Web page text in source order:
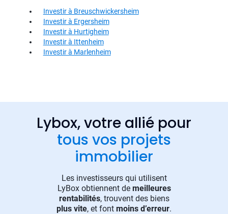
Investir à Breuschwickersheim
Investir à Ergersheim
Investir à Hurtigheim
Investir à Ittenheim
Investir à Marlenheim
Lybox, votre allié pour
tous vos projets
immobilier
Les investisseurs qui utilisent
LyBox obtiennent de meilleures
rentabilités, trouvent des biens
plus vite, et font moins d’erreur.